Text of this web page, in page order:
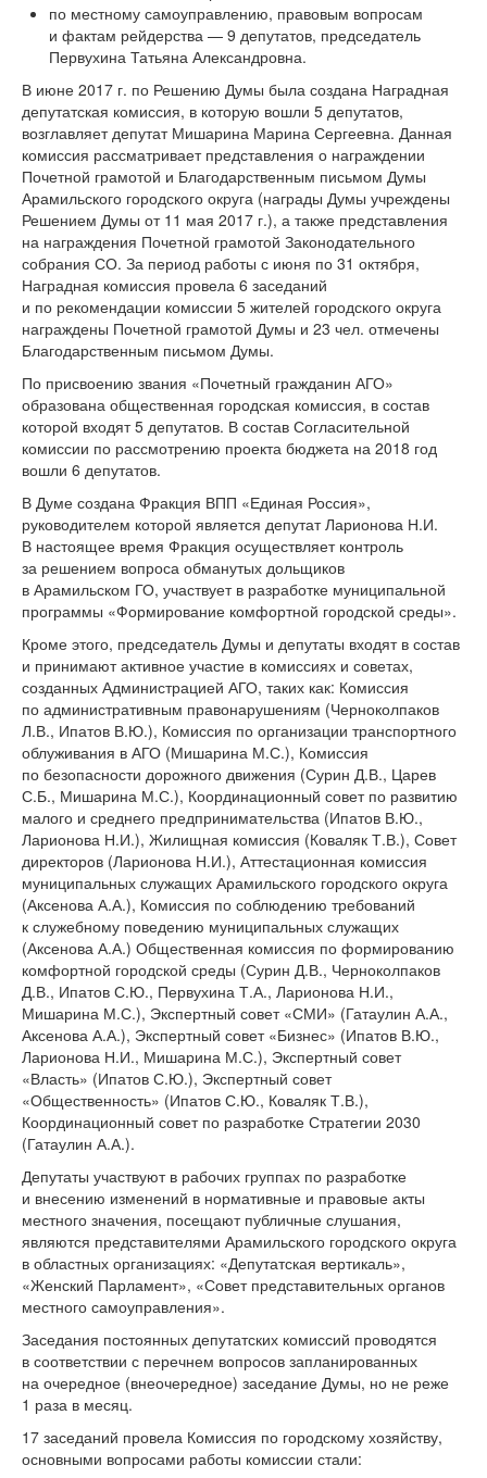
по местному самоуправлению, правовым вопросам
и фактам рейдерства — 9 депутатов, председатель
Первухина Татьяна Александровна.
В июне 2017 г. по Решению Думы была создана Наградная
депутатская комиссия, в которую вошли 5 депутатов,
возглавляет депутат Мишарина Марина Сергеевна. Данная
комиссия рассматривает представления о награждении
Почетной грамотой и Благодарственным письмом Думы
Арамильского городского округа (награды Думы учреждены
Решением Думы от 11 мая 2017 г.), а также представления
на награждения Почетной грамотой Законодательного
собрания СО. За период работы с июня по 31 октября,
Наградная комиссия провела 6 заседаний
и по рекомендации комиссии 5 жителей городского округа
награждены Почетной грамотой Думы и 23 чел. отмечены
Благодарственным письмом Думы.
По присвоению звания «Почетный гражданин АГО»
образована общественная городская комиссия, в состав
которой входят 5 депутатов. В состав Согласительной
комиссии по рассмотрению проекта бюджета на 2018 год
вошли 6 депутатов.
В Думе создана Фракция ВПП «Единая Россия»,
руководителем которой является депутат Ларионова Н.И.
В настоящее время Фракция осуществляет контроль
за решением вопроса обманутых дольщиков
в Арамильском ГО, участвует в разработке муниципальной
программы «Формирование комфортной городской среды».
Кроме этого, председатель Думы и депутаты входят в состав
и принимают активное участие в комиссиях и советах,
созданных Администрацией АГО, таких как: Комиссия
по административным правонарушениям (Черноколпаков
Л.В., Ипатов В.Ю.), Комиссия по организации транспортного
облуживания в АГО (Мишарина М.С.), Комиссия
по безопасности дорожного движения (Сурин Д.В., Царев
С.Б., Мишарина М.С.), Координационный совет по развитию
малого и среднего предпринимательства (Ипатов В.Ю.,
Ларионова Н.И.), Жилищная комиссия (Коваляк Т.В.), Совет
директоров (Ларионова Н.И.), Аттестационная комиссия
муниципальных служащих Арамильского городского округа
(Аксенова А.А.), Комиссия по соблюдению требований
к служебному поведению муниципальных служащих
(Аксенова А.А.) Общественная комиссия по формированию
комфортной городской среды (Сурин Д.В., Черноколпаков
Д.В., Ипатов С.Ю., Первухина Т.А., Ларионова Н.И.,
Мишарина М.С.), Экспертный совет «СМИ» (Гатаулин А.А.,
Аксенова А.А.), Экспертный совет «Бизнес» (Ипатов В.Ю.,
Ларионова Н.И., Мишарина М.С.), Экспертный совет
«Власть» (Ипатов С.Ю.), Экспертный совет
«Общественность» (Ипатов С.Ю., Коваляк Т.В.),
Координационный совет по разработке Стратегии 2030
(Гатаулин А.А.).
Депутаты участвуют в рабочих группах по разработке
и внесению изменений в нормативные и правовые акты
местного значения, посещают публичные слушания,
являются представителями Арамильского городского округа
в областных организациях: «Депутатская вертикаль»,
«Женский Парламент», «Совет представительных органов
местного самоуправления».
Заседания постоянных депутатских комиссий проводятся
в соответствии с перечнем вопросов запланированных
на очередное (внеочередное) заседание Думы, но не реже
1 раза в месяц.
17 заседаний провела Комиссия по городскому хозяйству,
основными вопросами работы комиссии стали: